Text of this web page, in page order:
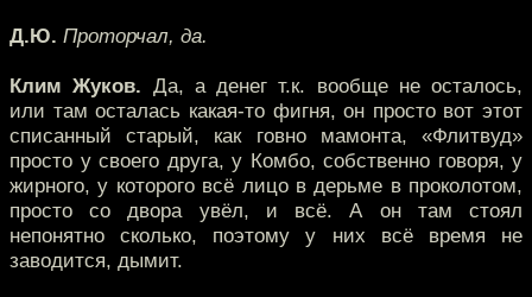
Д.Ю. Проторчал, да.
Клим Жуков. Да, а денег т.к. вообще не осталось,
или там осталась какая-то фигня, он просто вот этот
списанный старый, как говно мамонта, «Флитвуд»
просто у своего друга, у Комбо, собственно говоря, у
жирного, у которого всё лицо в дерьме в проколотом,
просто со двора увёл, и всё. А он там стоял
непонятно сколько, поэтому у них всё время не
заводится, дымит.